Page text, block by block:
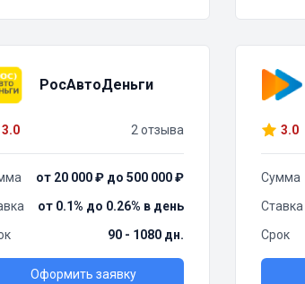
РосАвтоДеньги
3.0 2 отзыва
от 20 000 ₽ до 500 000 ₽
от 0.1% до 0.26% в день
90 - 1080 дн.
Оформить заявку
3.0
Сумма
Ставка
Срок